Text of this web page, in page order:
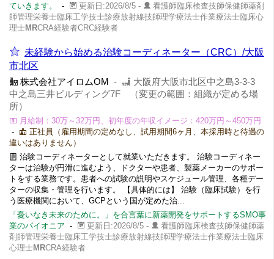
ていきます。
- 更新日:2026/8/5 -
看護師臨床検査技師保健師薬剤
師管理栄養士臨床工学技士診療放射線技師理学療法士作業療法士臨床心
理士MRCRA経験者CRC経験者
未経験から始める治験コーディネーター（CRC）/大阪
市北区
株式会社アイロムOM -
大阪府大阪市北区中之島3-3-3
中之島三井ビルディング7F （変更の範囲：組織が定める場
所）
月給制：30万～32万円、初年度の年収イメージ：420万円～450万円
-
正社員（雇用期間の定めなし、試用期間6ヶ月、本採用時と待遇の
違いはありません）
治験コーディネーターとして就業いただきます。 治験コーディネー
ターは治験が円滑に進むよう、ドクターや患者、製薬メーカーのサポー
トをする業務です。患者への試験の説明やスケジュール管理、各種デー
ターの収集・管理を行います。 【具体的には】 治験（臨床試験）を行
う医療機関において、GCPという国が定めた治...
「憂いなき未来のために。」を合言葉に新薬開発をサポートするSMO事
業のパイオニア - 更新日:2026/8/5 -
看護師臨床検査技師保健師薬
剤師管理栄養士臨床工学技士診療放射線技師理学療法士作業療法士臨床
心理士MRCRA経験者